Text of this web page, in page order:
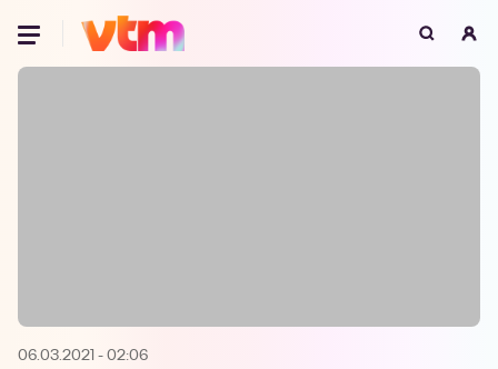
Oeps, browser niet ondersteund
06.03.2021 - 02:06